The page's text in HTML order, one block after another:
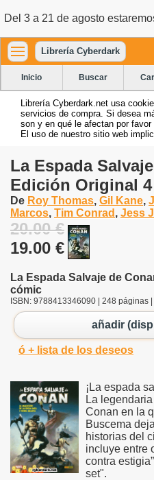
Del 3 a 21 de agosto
Librería Cyberdark
Inicio Buscar
Librería Cyberdark.net usa
servicios de compra. Si desea
son y en qué le afectan por favor
El uso de nuestro sitio web
La Espada
Edición Original
De Roy Thomas, Gil Kane,
Marcos, Tim Conrad , Jess
20.00 €
19.00 €
La Espada Salvaje de
cómic
ISBN: 9788413346090 | 248 páginas
añadir
ó + lista de los deseos
¡La espada
La
Conan en la
Buscema
historias del
incluye entre
contra
set".